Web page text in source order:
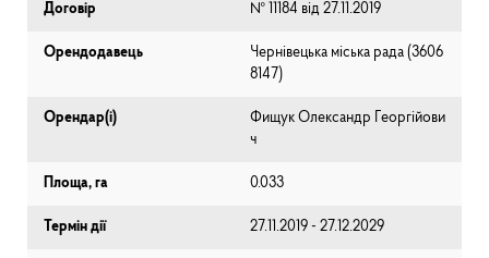
Договір № 11184 від 27.11.2019
Орендодавець
Чернівецька міська рада (⁨3606
8147⁩)
Орендар(і)
Фищук Олександр Георгійови
ч
Площа, га 0.033
Термін дії 27.11.2019 - 27.12.2029